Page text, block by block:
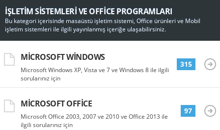
İŞLETIM SISTEMLERI VE OFFICE PROGRAMLARI
Bu kategori içerisinde masaüstü işletim sistemi, Office ürünleri ve Mobil
işletim sistemleri ile ilgili yayınlanmış içeriğe ulaşabilirsiniz.
MICROSOFT WINDOWS
Microsoft Windows XP, Vista ve 7 ve Windows 8 ile ilgili
sorularınız için
315
MICROSOFT OFFICE
Microsoft Office 2003, 2007 ve 2010 ve Office 2013 ile
ilgili sorularınız için
97